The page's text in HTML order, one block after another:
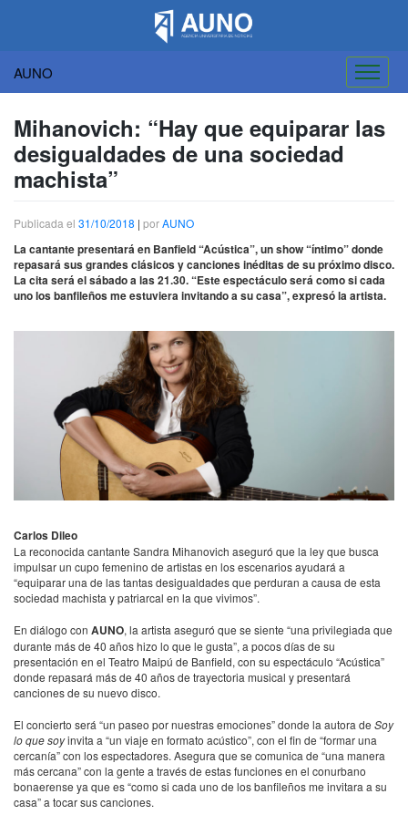
AUNO
contenido
Mihanovich: “Hay que equiparar las
desigualdades de una sociedad
machista”
Publicada el 31/10/2018 | porAUNO
La cantante presentará en Banfield “Acústica”, un show “íntimo” donde
repasará sus grandes clásicos y canciones inéditas de su próximo disco.
La cita será el sábado a las 21.30. “Este espectáculo será como si cada
uno los banfileños me estuviera invitando a su casa”, expresó la artista.
Carlos Dileo
La reconocida cantante Sandra Mihanovich aseguró que la ley que busca
impulsar un cupo femenino de artistas en los escenarios ayudará a
“equiparar una de las tantas desigualdades que perduran a causa de esta
sociedad machista y patriarcal en la que vivimos”.
En diálogo con AUNO, la artista aseguró que se siente “una privilegiada que
durante más de 40 años hizo lo que le gusta”, a pocos días de su
presentación en el Teatro Maipú de Banfield, con su espectáculo “Acústica”
donde repasará más de 40 años de trayectoria musical y presentará
canciones de su nuevo disco.
El concierto será “un paseo por nuestras emociones” donde la autora de Soy
lo que soyinvita a “un viaje en formato acústico”, con el fin de “formar una
cercanía” con los espectadores. Asegura que se comunica de “una manera
más cercana” con la gente a través de estas funciones en el conurbano
bonaerense ya que es “como si cada uno de los banfileños me invitara a su
casa” a tocar sus canciones.